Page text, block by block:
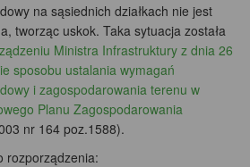
na sąsiednich działkach nie jest
tworząc uskok. Taka sytuacja została
Ministra Infrastruktury z dnia 26
sposobu ustalania wymagań
i zagospodarowania terenu w
Planu Zagospodarowania
nr 164 poz.1588).
rozporządzenia: